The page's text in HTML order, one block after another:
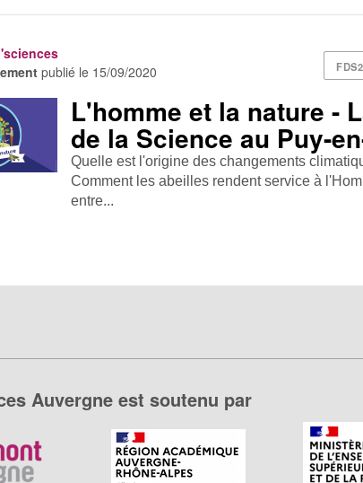
publié le 15/09/2020
L'homme et la nature -
de la Science au Puy-
Quelle est l'origine des changements
Comment les abeilles rendent service à
entre...
Auvergne est soutenu par